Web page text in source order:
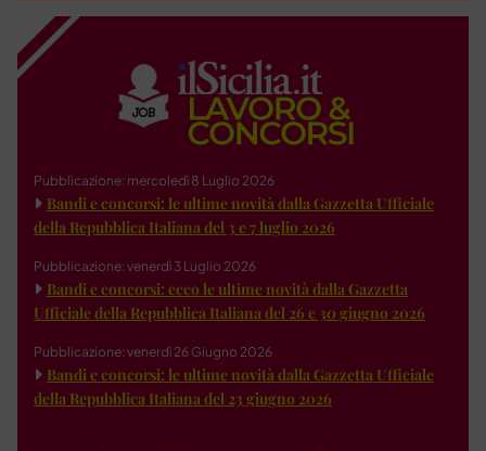
Pubblicazione: mercoledì 8 Luglio 2026
Bandi e concorsi: le ultime novità dalla Gazzetta Ufficiale
della Repubblica Italiana del 3 e 7 luglio 2026
Pubblicazione: venerdì 3 Luglio 2026
Bandi e concorsi: ecco le ultime novità dalla Gazzetta
Ufficiale della Repubblica Italiana del 26 e 30 giugno 2026
Pubblicazione: venerdì 26 Giugno 2026
Bandi e concorsi: le ultime novità dalla Gazzetta Ufficiale
della Repubblica Italiana del 23 giugno 2026